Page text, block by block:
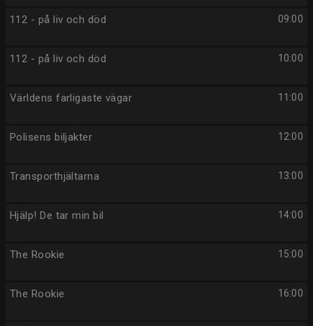
09:00
112 - på liv och död
10:00
112 - på liv och död
11:00
Världens farligaste vägar
12:00
Polisens biljakter
13:00
Transporthjältarna
14:00
Hjälp! De tar min bil
15:00
The Rookie
16:00
The Rookie